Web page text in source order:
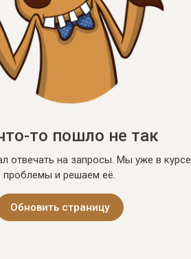
то пошло не так
отвечать на запросы. Мы уже в курсе
проблемы и решаем её.
Обновить страницу